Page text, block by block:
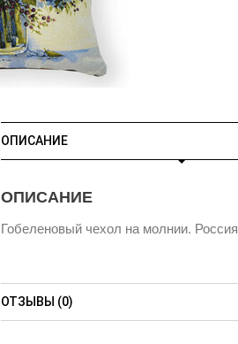
ОПИСАНИЕ
ОПИСАНИЕ
Гобеленовый чехол на молнии. Россия
ОТЗЫВЫ (0)